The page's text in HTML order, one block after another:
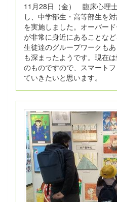
11月28日（金） 臨床心理
し、中学部生・高等部生を
を実施しました。オーバー
が非常に身近にあることなど
生徒達のグループワークも
も深まったようです。現在
のものですので、スマート
ていきたいと思います。